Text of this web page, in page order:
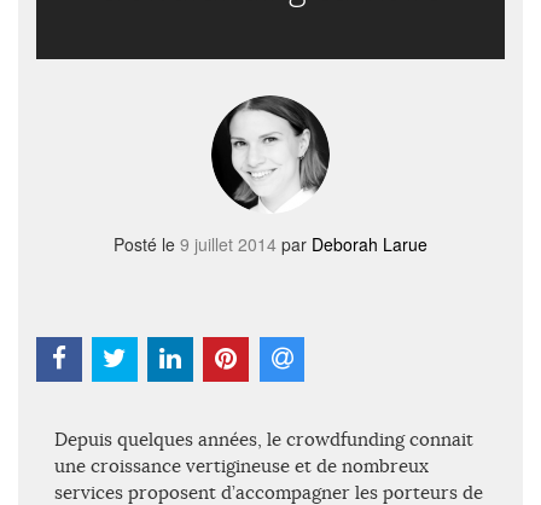
Posté le 9 juillet 2014 par Deborah Larue
Depuis quelques années, le crowdfunding connait
une croissance vertigineuse et de nombreux
services proposent d’accompagner les porteurs de